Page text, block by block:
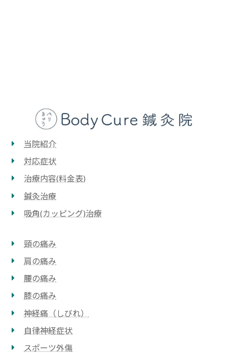
当院紹介
対応症状
治療内容(料⾦表)
鍼灸治療
吸⾓(カッピング)治療
頸の痛み
肩の痛み
腰の痛み
膝の痛み
神経痛（しびれ）
自律神経症状
スポーツ外傷